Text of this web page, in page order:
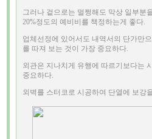
그러나 겉으로는 멀쩡해도 막상 일부분
20%정도의 예비비를 책정하는게 좋다.
업체선정에 있어서도 내역서의 단가만
를 따져 보는 것이 가장 중요하다.
외관은 지나치게 유행에 따르기보다는
중요하다.
외벽를 스터코로 시공하여 단열에 보강